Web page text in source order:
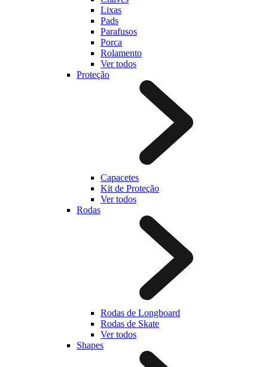
Lixas
Pads
Parafusos
Porca
Rolamento
Ver todos
Proteção
Capacetes
Kit de Proteção
Ver todos
Rodas
Rodas de Longboard
Rodas de Skate
Ver todos
Shapes